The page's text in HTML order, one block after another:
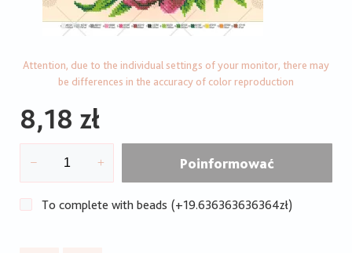
Attention, due to the individual settings of your monitor, there may
be differences in the accuracy of color reproduction
8,18 zł
Poinformować
To complete with beads (+19.636363636364zł)